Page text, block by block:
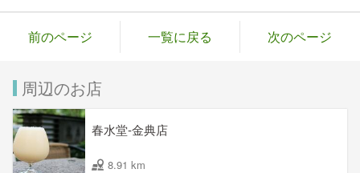
前のページ 一覧に戻る 次のページ
周辺のお店
春水堂-金典店
8.91 km